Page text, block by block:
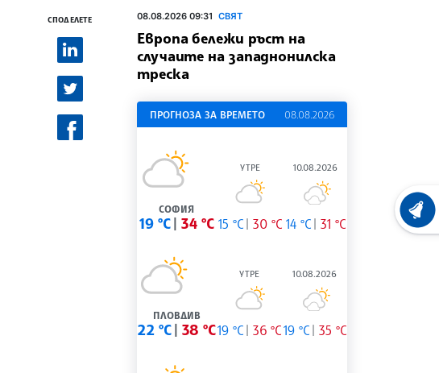
СПОДЕЛЕТЕ 08.08.2026 09:31 СВЯТ
Европа бележи ръст на
случаите на западнонилска
треска
ПРОГНОЗА ЗА ВРЕМЕТО 08.08.2026
СОФИЯ
19 °C 34 °C
УТРЕ
15 °C 30 °C
10.08.2026
14 °C 31 °C
ПЛОВДИВ
22 °C 38 °C
УТРЕ
19 °C 36 °C
10.08.2026
19 °C 35 °C